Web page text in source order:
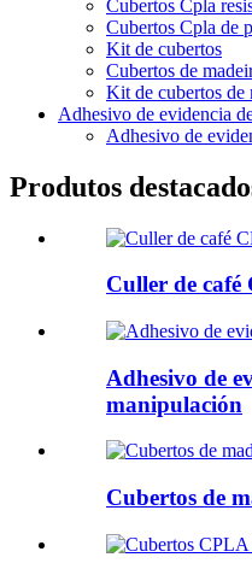
Cubertos Cpla
Cubertos Cpla de
Kit de cubertos
Cubertos de
Kit de cubertos de
Adhesivo de evidencia
Adhesivo de
Produtos
Culler de café
Adhesivo de
manipulación
Cubertos de